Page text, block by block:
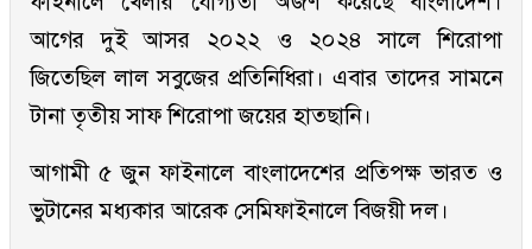
আগের দুই আসর ২০২২ ও ২০২৪ সালে শিরোপা
জিতেছিল লাল সবুজের প্রতিনিধিরা। এবার তাদের সামনে
টানা তৃতীয় সাফ শিরোপা জয়ের হাতছানি।
আগামী ৫ জুন ফাইনালে বাংলাদেশের প্রতিপক্ষ ভারত ও
ভুটানের মধ্যকার আরেক সেমিফাইনালে বিজয়ী দল।